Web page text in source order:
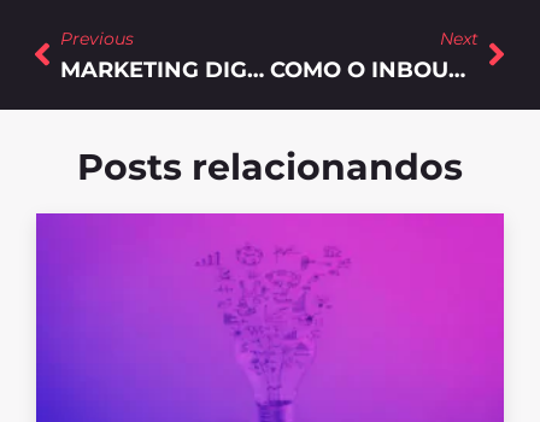
Previous
MARKETING DIGITAL: REDUZA CUSTOS E AUMENTE AS OPORTUNIDADES
Next
COMO O INBOUND MARKETING PARA CONSTRUTORAS PODE DAR RESULTADOS?
Posts relacionandos